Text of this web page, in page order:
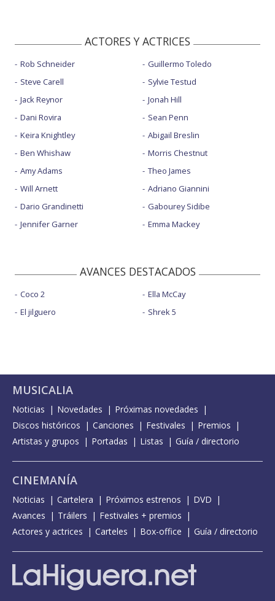
ACTORES Y ACTRICES
Rob Schneider
Steve Carell
Jack Reynor
Dani Rovira
Keira Knightley
Ben Whishaw
Amy Adams
Will Arnett
Dario Grandinetti
Jennifer Garner
Guillermo Toledo
Sylvie Testud
Jonah Hill
Sean Penn
Abigail Breslin
Morris Chestnut
Theo James
Adriano Giannini
Gabourey Sidibe
Emma Mackey
AVANCES DESTACADOS
Coco 2
El jilguero
Ella McCay
Shrek 5
MUSICALIA
Noticias Novedades
Próximas novedades
Discos históricos
Canciones Festivales
Premios
Artistas y grupos
Portadas Listas Guía / directorio
CINEMANÍA
Noticias Cartelera Próximos estrenos
DVD
Avances
Tráilers
Festivales + premios
Actores y actrices
Carteles Box-office Guía / directorio